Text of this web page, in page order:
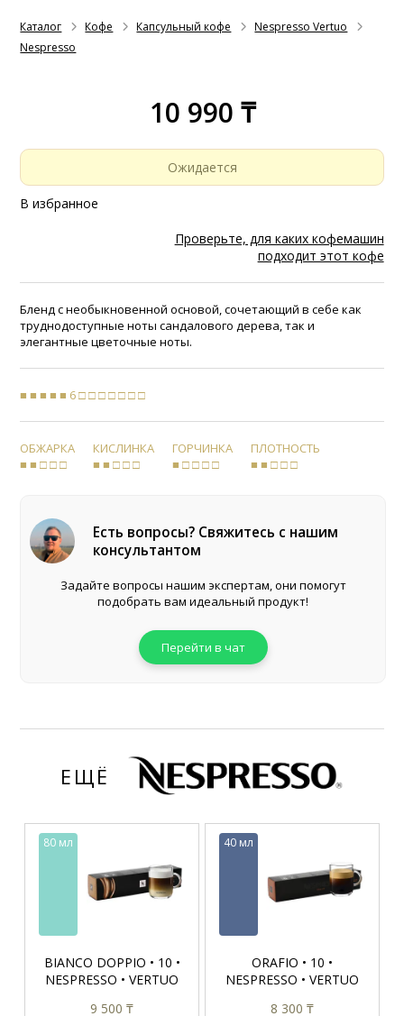
Каталог Кофе Капсульный кофе
Nespresso Vertuo
Nespresso
10 990 ₸
Ожидается
В избранное
Проверьте, для каких кофемашин
подходит этот кофе
Бленд с необыкновенной основой, сочетающий в себе как
труднодоступные ноты сандалового дерева, так и
элегантные цветочные ноты.
■ ■ ■ ■ ■ 6 □ □ □ □ □ □ □
ОБЖАРКА
■ ■ □ □ □
КИСЛИНКА
■ ■ □ □ □
ГОРЧИНКА
■ □ □ □ □
ПЛОТНОСТЬ
■ ■ □ □ □
Есть вопросы? Свяжитесь с нашим
консультантом
Задайте вопросы нашим экспертам, они помогут
подобрать вам идеальный продукт!
Перейти в чат
ЕЩЁ
80 мл
BIANCO DOPPIO • 10 •
NESPRESSO • VERTUO
9 500 ₸
40 мл
ORAFIO • 10 •
NESPRESSO • VERTUO
8 300 ₸